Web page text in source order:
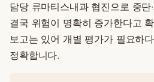
담당 류마티스내과 협진으로 중단
결국 위험이 명확히 증가한다고
보고는 있어 개별 평가가 필요하
정확합니다.